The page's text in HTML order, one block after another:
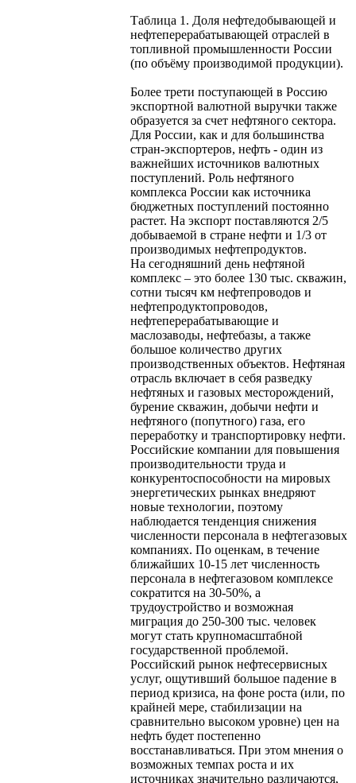
Таблица 1. Доля нефтедобывающей и
нефтеперерабатывающей отраслей в
топливной промышленности России
(по объёму производимой продукции).
Более трети поступающей в Россию
экспортной валютной выручки также
образуется за счет нефтяного сектора.
Для России, как и для большинства
стран-экспортеров, нефть - один из
важнейших источников валютных
поступлений. Роль нефтяного
комплекса России как источника
бюджетных поступлений постоянно
растет. На экспорт поставляются 2/5
добываемой в стране нефти и 1/3 от
производимых нефтепродуктов.
На сегодняшний день нефтяной
комплекс – это более 130 тыс. скважин,
сотни тысяч км нефтепроводов и
нефтепродуктопроводов,
нефтеперерабатывающие и
маслозаводы, нефтебазы, а также
большое количество других
производственных объектов. Нефтяная
отрасль включает в себя разведку
нефтяных и газовых месторождений,
бурение скважин, добычи нефти и
нефтяного (попутного) газа, его
переработку и транспортировку нефти.
Российские компании для повышения
производительности труда и
конкурентоспособности на мировых
энергетических рынках внедряют
новые технологии, поэтому
наблюдается тенденция снижения
численности персонала в нефтегазовых
компаниях. По оценкам, в течение
ближайших 10-15 лет численность
персонала в нефтегазовом комплексе
сократится на 30-50%, а
трудоустройство и возможная
миграция до 250-300 тыс. человек
могут стать крупномасштабной
государственной проблемой.
Российский рынок нефтесервисных
услуг, ощутивший большое падение в
период кризиса, на фоне роста (или, по
крайней мере, стабилизации на
сравнительно высоком уровне) цен на
нефть будет постепенно
восстанавливаться. При этом мнения о
возможных темпах роста и их
источниках значительно различаются,